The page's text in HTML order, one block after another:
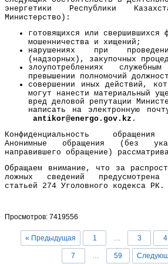
энергетики Республики
Министерство):
готовящихся или свершившихся
мошенничества и хищений;
нарушениях при
(надзорных), закупочных
злоупотреблениях
превышении полномочий
совершении иных действий,
могут нанести материальный
вред деловой репутации
написать на электронную
antikor@energo .gov.kz .
Конфиденциальность обращения
Анонимные обращения (без
направившего обращение)
Обращаем внимание, что за
ложных сведений предусмотрена
статьей 274 Уголовного кодекса РК.
Просмотров: 7419556
« Предыдущая 1 … 3 4
7 … 59